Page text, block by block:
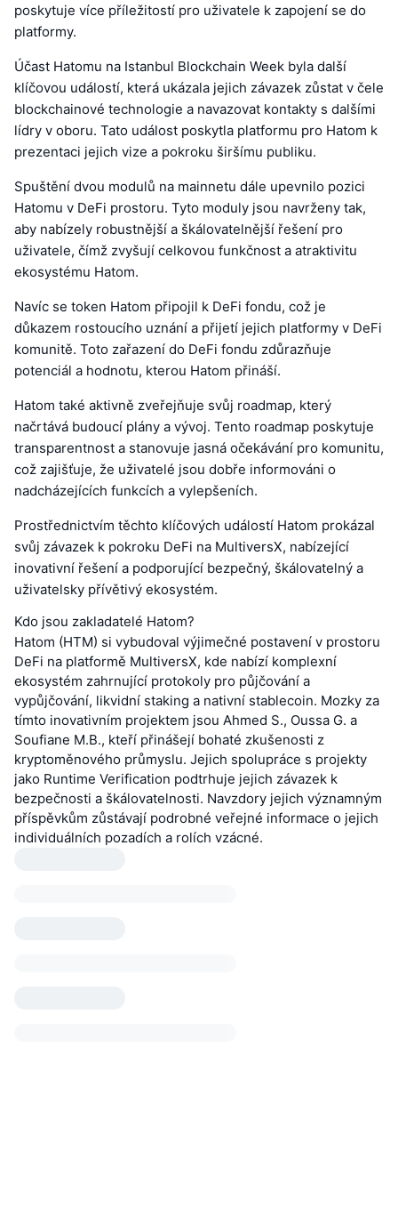
poskytuje více příležitostí pro uživatele k zapojení se do
platformy.
Účast Hatomu na Istanbul Blockchain Week byla další
klíčovou událostí, která ukázala jejich závazek zůstat v čele
blockchainové technologie a navazovat kontakty s dalšími
lídry v oboru. Tato událost poskytla platformu pro Hatom k
prezentaci jejich vize a pokroku širšímu publiku.
Spuštění dvou modulů na mainnetu dále upevnilo pozici
Hatomu v DeFi prostoru. Tyto moduly jsou navrženy tak,
aby nabízely robustnější a škálovatelnější řešení pro
uživatele, čímž zvyšují celkovou funkčnost a atraktivitu
ekosystému Hatom.
Navíc se token Hatom připojil k DeFi fondu, což je
důkazem rostoucího uznání a přijetí jejich platformy v DeFi
komunitě. Toto zařazení do DeFi fondu zdůrazňuje
potenciál a hodnotu, kterou Hatom přináší.
Hatom také aktivně zveřejňuje svůj roadmap, který
načrtává budoucí plány a vývoj. Tento roadmap poskytuje
transparentnost a stanovuje jasná očekávání pro komunitu,
což zajišťuje, že uživatelé jsou dobře informováni o
nadcházejících funkcích a vylepšeních.
Prostřednictvím těchto klíčových událostí Hatom prokázal
svůj závazek k pokroku DeFi na MultiversX, nabízející
inovativní řešení a podporující bezpečný, škálovatelný a
uživatelsky přívětivý ekosystém.
Kdo jsou zakladatelé Hatom?
Hatom (HTM) si vybudoval výjimečné postavení v prostoru
DeFi na platformě MultiversX, kde nabízí komplexní
ekosystém zahrnující protokoly pro půjčování a
vypůjčování, likvidní staking a nativní stablecoin. Mozky za
tímto inovativním projektem jsou Ahmed S., Oussa G. a
Soufiane M.B., kteří přinášejí bohaté zkušenosti z
kryptoměnového průmyslu. Jejich spolupráce s projekty
jako Runtime Verification podtrhuje jejich závazek k
bezpečnosti a škálovatelnosti. Navzdory jejich významným
příspěvkům zůstávají podrobné veřejné informace o jejich
individuálních pozadích a rolích vzácné.